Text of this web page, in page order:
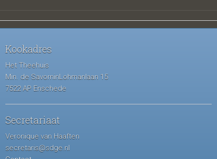
Kookadres
Het Theehuis
Min. de SavorninLohmanlaan 15
7522 AP Enschede
Secretariaat
Veronique van Haaften
secretaris@sdge.nl